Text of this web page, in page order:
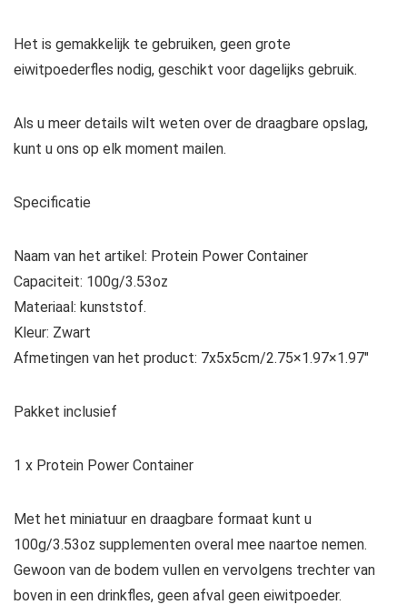
Het is gemakkelijk te gebruiken, geen grote
eiwitpoederfles nodig, geschikt voor dagelijks gebruik.
Als u meer details wilt weten over de draagbare opslag,
kunt u ons op elk moment mailen.
Specificatie
Naam van het artikel: Protein Power Container
Capaciteit: 100g/3.53oz
Materiaal: kunststof.
Kleur: Zwart
Afmetingen van het product: 7x5x5cm/2.75×1.97×1.97″
Pakket inclusief
1 x Protein Power Container
Met het miniatuur en draagbare formaat kunt u
100g/3.53oz supplementen overal mee naartoe nemen.
Gewoon van de bodem vullen en vervolgens trechter van
boven in een drinkfles, geen afval geen eiwitpoeder.